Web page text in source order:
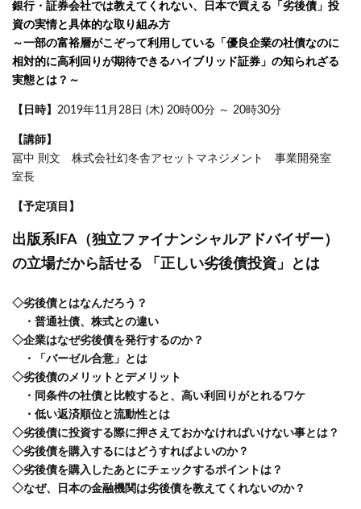
銀行・証券会社では教えてくれない、日本で買える「劣後債」投
資の実情と具体的な取り組み方
～一部の富裕層がこぞって利用している「優良企業の社債なのに
相対的に高利回りが期待できるハイブリッド証券」の知られざる
実態とは？～
【日時】 2019年11月28日 (木) 20時00分 ～ 20時30分
【講師】
冨中 則文 株式会社幻冬舎アセットマネジメント 事業開発室
室長
【予定項目】
出版系IFA（独立ファイナンシャルアドバイザー）
の立場だから話せる 「正しい劣後債投資」とは
◇劣後債とはなんだろう？
・普通社債、株式との違い
◇企業はなぜ劣後債を発行するのか？
・「バーゼル合意」とは
◇劣後債のメリットとデメリット
・同条件の社債と比較すると、高い利回りがとれるワケ
・低い返済順位と流動性とは
◇劣後債に投資する際に押さえておかなければいけない事とは？
◇劣後債を購入するにはどうすればよいのか？
◇劣後債を購入したあとにチェックするポイントは？
◇なぜ、日本の金融機関は劣後債を教えてくれないのか？